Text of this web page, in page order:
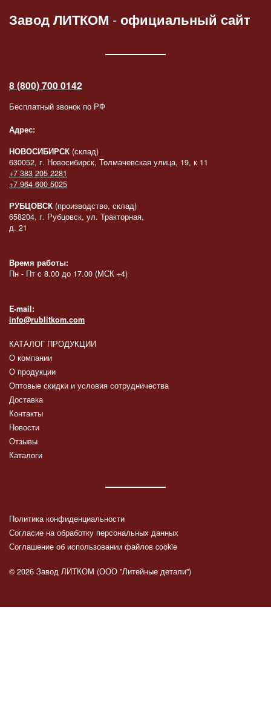
Завод ЛИТКОМ -официальный сайт
8 (800) 700 0142
Бесплатный звонок по РФ
Адрес:
НОВОСИБИРСК (склад)
630052, г. Новосибирск, Толмачевская улица, 19, к 11
+7 383 205 2281
+7 964 600 5025
РУБЦОВСК (производство, склад)
658204, г. Рубцовск, ул. Тракторная,
д. 21
Время работы:
Пн - Пт с 8.00 до 17.00 (МСК +4)
E-mail:
info@rublitkom.com
КАТАЛОГ ПРОДУКЦИИ
О компании
О продукции
Оптовые скидки и условия сотрудничества
Доставка
Контакты
Новости
Отзывы
Каталоги
Политика конфиденциальности
Согласие на обработку персональных данных
Соглашение об использовании файлов cookie
© 2026 Завод ЛИТКОМ (ООО "Литейные детали")